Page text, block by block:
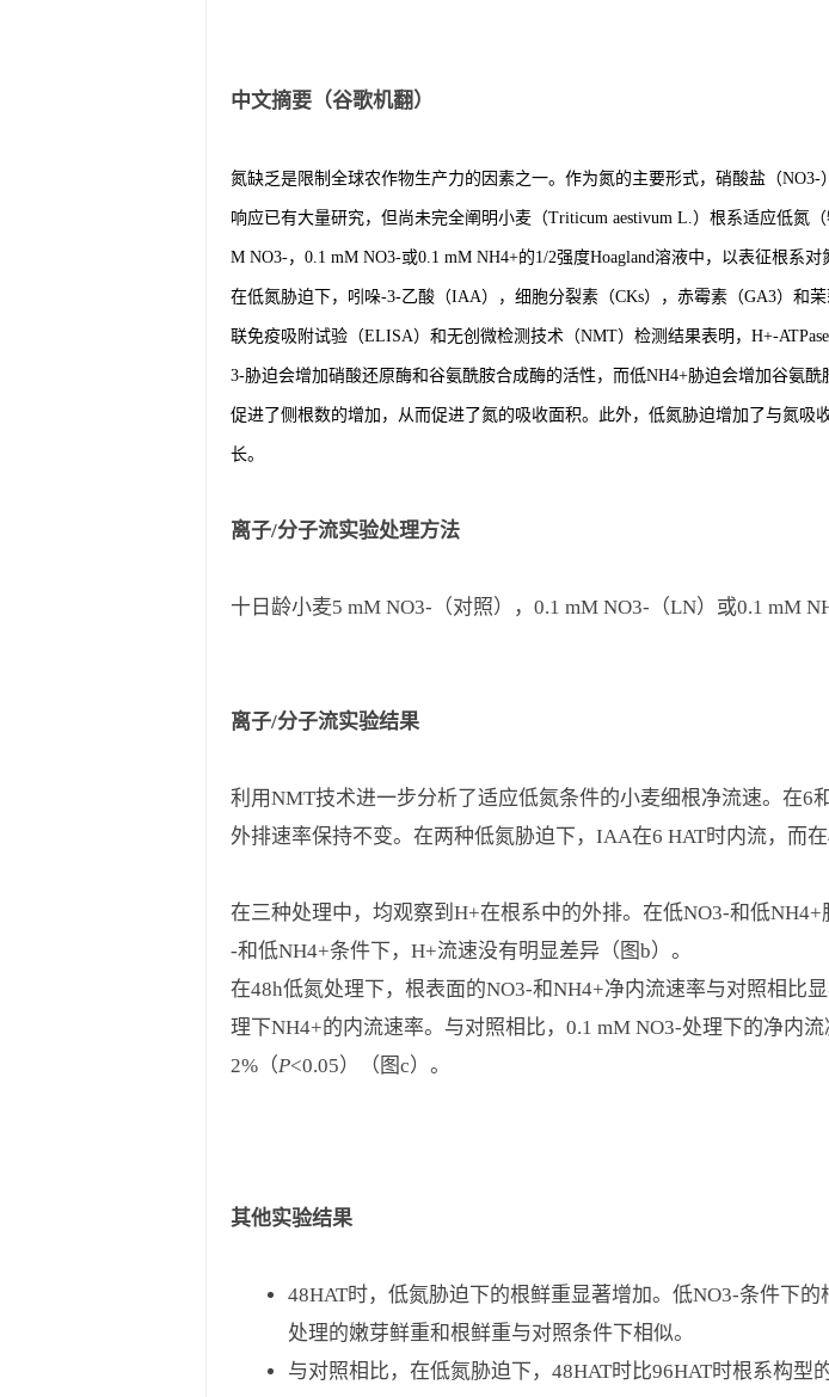
中文摘要（谷歌机翻）
氮缺乏是限制全球农作物生产力的因素之一。作为氮的主要形式，硝酸盐（
响应已有大量研究，但尚未完全阐明小麦（Triticum aestivum L.）根系适应低氮
M NO3-，0.1 mM NO3-或0.1 mM NH4+的1/2强度Hoagland溶液中，以表征根系
在低氮胁迫下，吲哚-3-乙酸（IAA），细胞分裂素（CKs），赤霉素（GA3）和
联免疫吸附试验（ELISA）和无创微检测技术（NMT）检测结果表明，H+-
3-胁迫会增加硝酸还原酶和谷氨酰胺合成酶的活性，而低NH4+胁迫会增加谷氨
促进了侧根数的增加，从而促进了氮的吸收面积。此外，低氮胁迫增加了与氮
长。
离子/分子流实验处理方法
十日龄小麦5 mM NO3-（对照），0.1 mM NO3-（LN）或0.1 mM
离子/分子流实验结果
利用NMT技术进一步分析了适应低氮条件的小麦细根净流速。在
外排速率保持不变。在两种低氮胁迫下，IAA在6 HAT时内流，而在
在三种处理中，均观察到H+在根系中的外排。在低NO3-和低
-和低NH4+条件下，H+流速没有明显差异（图b）。
在48h低氮处理下，根表面的NO3-和NH4+净内流速率与对照相比
理下NH4+的内流速率。与对照相比，0.1 mM NO3-处理下的净内流
2%（P<0.05）（图c）。
其他实验结果
48HAT时，低氮胁迫下的根鲜重显著增加。低NO3-条件下
处理的嫩芽鲜重和根鲜重与对照条件下相似。
与对照相比，在低氮胁迫下，48HAT时比96HAT时根系构型